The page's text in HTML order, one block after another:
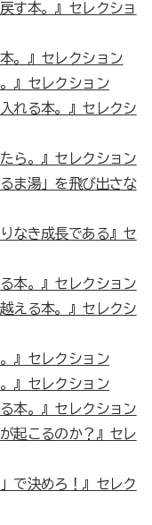
す本。』セレクショ
。』セレクション
』セレクション
れる本。』セレクシ
ら。』セレクション
ま湯」を飛び出さな
なき成長である』セ
本。』セレクション
える本。』セレクシ
』セレクション
』セレクション
本。』セレクション
起こるのか？』セレ
で決めろ！』セレク